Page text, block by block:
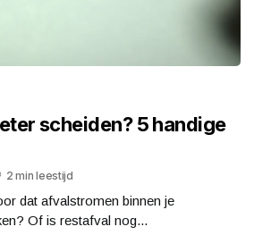
scheiden? 5 handige
2 min leestijd
dat afvalstromen binnen je
Of is restafval nog...